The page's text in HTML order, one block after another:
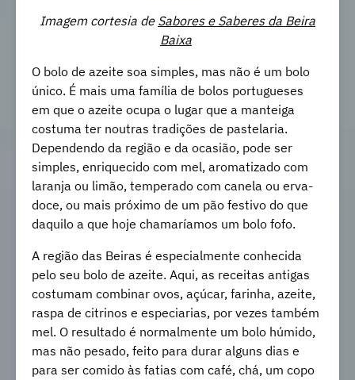
Imagem cortesia de Sabores e Saberes da Beira
Baixa
O bolo de azeite soa simples, mas não é um bolo
único. É mais uma família de bolos portugueses
em que o azeite ocupa o lugar que a manteiga
costuma ter noutras tradições de pastelaria.
Dependendo da região e da ocasião, pode ser
simples, enriquecido com mel, aromatizado com
laranja ou limão, temperado com canela ou erva-
doce, ou mais próximo de um pão festivo do que
daquilo a que hoje chamaríamos um bolo fofo.
A região das Beiras é especialmente conhecida
pelo seu bolo de azeite. Aqui, as receitas antigas
costumam combinar ovos, açúcar, farinha, azeite,
raspa de citrinos e especiarias, por vezes também
mel. O resultado é normalmente um bolo húmido,
mas não pesado, feito para durar alguns dias e
para ser comido às fatias com café, chá, um copo